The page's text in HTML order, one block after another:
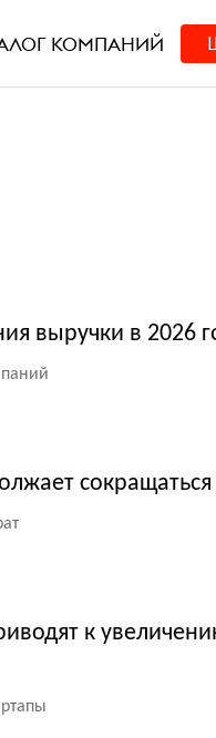
КОМПАНИЙ
выручки в 2026
сокращаться
к